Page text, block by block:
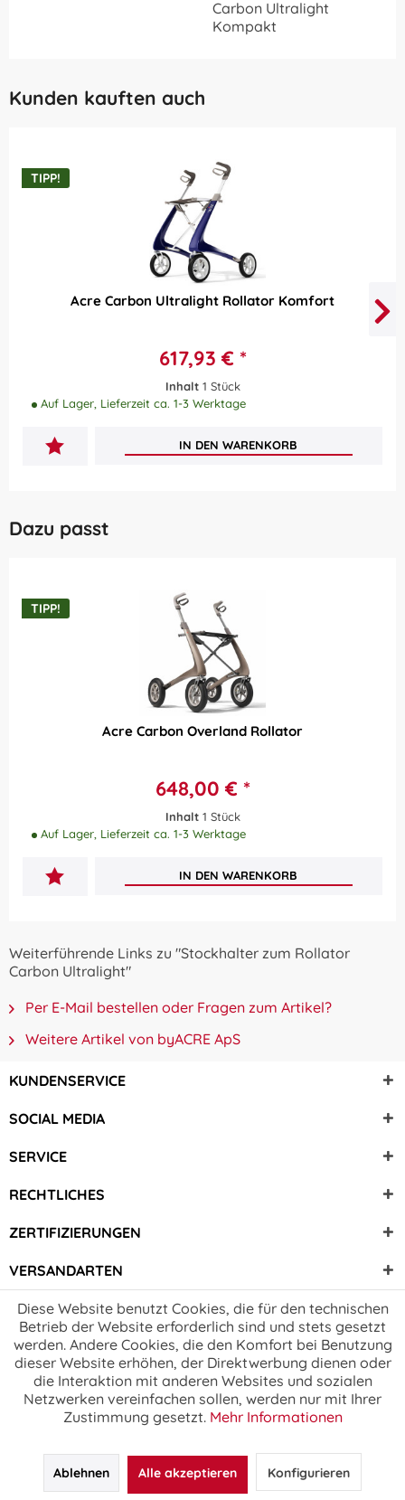
Carbon Ultralight
Kompakt
Kunden kauften auch
TIPP!
Acre Carbon Ultralight Rollator Komfort
617,93 € *
Inhalt 1 Stück
Auf Lager, Lieferzeit ca. 1-3 Werktage
IN DEN WARENKORB
Dazu passt
TIPP!
Acre Carbon Overland Rollator
648,00 € *
Inhalt 1 Stück
Auf Lager, Lieferzeit ca. 1-3 Werktage
IN DEN WARENKORB
Weiterführende Links zu "Stockhalter zum Rollator
Carbon Ultralight"
Per E-Mail bestellen oder Fragen zum Artikel?
Weitere Artikel von byACRE ApS
KUNDENSERVICE
SOCIAL MEDIA
SERVICE
RECHTLICHES
ZERTIFIZIERUNGEN
VERSANDARTEN
Diese Website benutzt Cookies, die für den technischen
Betrieb der Website erforderlich sind und stets gesetzt
werden. Andere Cookies, die den Komfort bei Benutzung
dieser Website erhöhen, der Direktwerbung dienen oder
die Interaktion mit anderen Websites und sozialen
Netzwerken vereinfachen sollen, werden nur mit Ihrer
Zustimmung gesetzt. Mehr Informationen
Ablehnen Alle akzeptieren Konfigurieren